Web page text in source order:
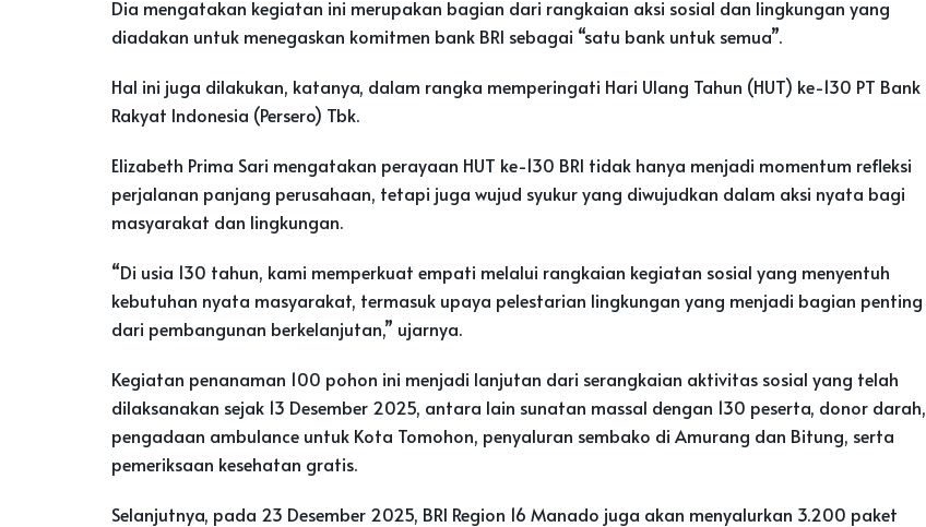
Dia mengatakan kegiatan ini merupakan bagian dari rangkaian aksi sosial dan lingkungan yang
diadakan untuk menegaskan komitmen bank BRI sebagai “satu bank untuk semua”.
Hal ini juga dilakukan, katanya, dalam rangka memperingati Hari Ulang Tahun (HUT) ke-130 PT Bank
Rakyat Indonesia (Persero) Tbk.
Elizabeth Prima Sari mengatakan perayaan HUT ke-130 BRI tidak hanya menjadi momentum refleksi
perjalanan panjang perusahaan, tetapi juga wujud syukur yang diwujudkan dalam aksi nyata bagi
masyarakat dan lingkungan.
“Di usia 130 tahun, kami memperkuat empati melalui rangkaian kegiatan sosial yang menyentuh
kebutuhan nyata masyarakat, termasuk upaya pelestarian lingkungan yang menjadi bagian penting
dari pembangunan berkelanjutan,” ujarnya.
Kegiatan penanaman 100 pohon ini menjadi lanjutan dari serangkaian aktivitas sosial yang telah
dilaksanakan sejak 13 Desember 2025, antara lain sunatan massal dengan 130 peserta, donor darah,
pengadaan ambulance untuk Kota Tomohon, penyaluran sembako di Amurang dan Bitung, serta
pemeriksaan kesehatan gratis.
Selanjutnya, pada 23 Desember 2025, BRI Region 16 Manado juga akan menyalurkan 3.200 paket